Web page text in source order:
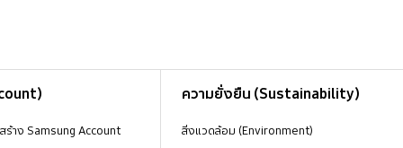
ร้าง Samsung Account
ความยั่งยืน (Sustainability)
สิ่งแวดล้อม (Environment)